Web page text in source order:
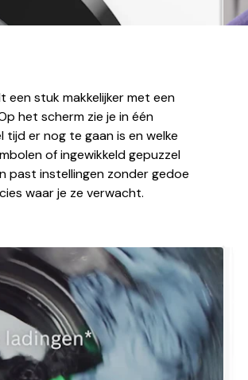
een stuk makkelijker met een
het scherm zie je in één
er nog te gaan is en welke
of ingewikkeld gepuzzel
past instellingen zonder gedoe
waar je ze verwacht.